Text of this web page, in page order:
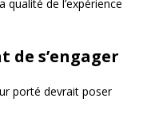
de l’expérience
de s’engager
porté devrait poser